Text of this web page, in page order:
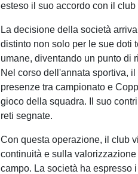
esteso il suo accordo con il
La decisione della società
distinto non solo per le sue doti
umane, diventando un punto di
Nel corso dell'annata sportiva,
presenze tra campionato e
gioco della squadra. Il suo
reti segnate.
Con questa operazione, il club
continuità e sulla
campo. La società ha espresso